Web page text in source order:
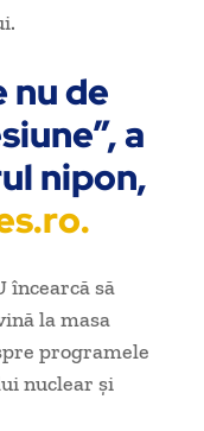
nu de
a
nipon,
încearcă să
la masa
programele
nuclear şi